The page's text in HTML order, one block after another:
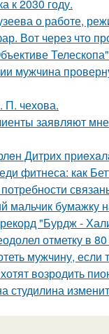
к 2030 году.
о работе,
Вот через что
мужчина
П. чехова.
заявляют
Дитрих
фитнеса: как
мальчик бумажку
"Бурдж -
отметку в
мужчину,
возродить
студилина